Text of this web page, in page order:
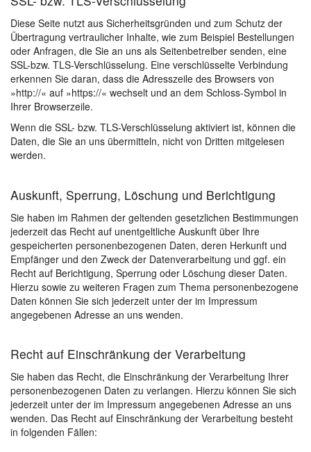
Diese Seite nutzt aus Sicherheitsgründen und zum Schutz der
Übertragung vertraulicher Inhalte, wie zum Beispiel Bestellungen
oder Anfragen, die Sie an uns als Seitenbetreiber senden, eine
SSL-bzw. TLS-Verschlüsselung. Eine verschlüsselte Verbindung
erkennen Sie daran, dass die Adresszeile des Browsers von
»http://« auf »https://« wechselt und an dem Schloss-Symbol in
Ihrer Browserzeile.
Wenn die SSL- bzw. TLS-Verschlüsselung aktiviert ist, können die
Daten, die Sie an uns übermitteln, nicht von Dritten mitgelesen
werden.
Auskunft, Sperrung, Löschung und Berichtigung
Sie haben im Rahmen der geltenden gesetzlichen Bestimmungen
jederzeit das Recht auf unentgeltliche Auskunft über Ihre
gespeicherten personenbezogenen Daten, deren Herkunft und
Empfänger und den Zweck der Datenverarbeitung und ggf. ein
Recht auf Berichtigung, Sperrung oder Löschung dieser Daten.
Hierzu sowie zu weiteren Fragen zum Thema personenbezogene
Daten können Sie sich jederzeit unter der im Impressum
angegebenen Adresse an uns wenden.
Recht auf Einschränkung der Verarbeitung
Sie haben das Recht, die Einschränkung der Verarbeitung Ihrer
personenbezogenen Daten zu verlangen. Hierzu können Sie sich
jederzeit unter der im Impressum angegebenen Adresse an uns
wenden. Das Recht auf Einschränkung der Verarbeitung besteht
in folgenden Fällen: